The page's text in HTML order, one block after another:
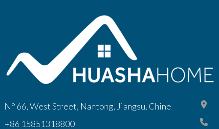
N° 66, West Street, Nantong, Jiangsu, Chine
+86 15851318800